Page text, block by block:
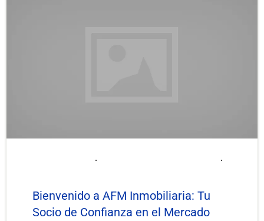
Bienvenido a AFM Inmobiliaria: Tu
Socio de Confianza en el Mercado